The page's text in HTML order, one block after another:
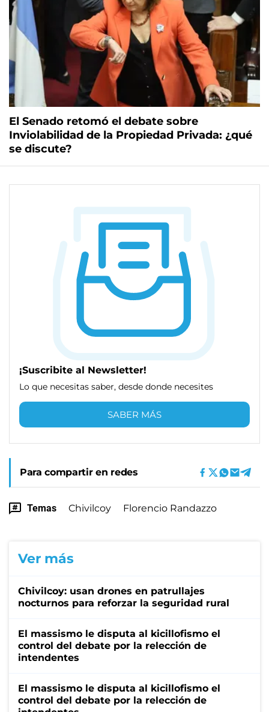
El Senado retomó el debate sobre
Inviolabilidad de la Propiedad Privada: ¿qué
se discute?
¡Suscribite al Newsletter!
Lo que necesitas saber, desde donde necesites
SABER MÁS
Para compartir en redes
Temas Chivilcoy Florencio Randazzo
Ver más
Chivilcoy: usan drones en patrullajes
nocturnos para reforzar la seguridad rural
El massismo le disputa al kicillofismo el
control del debate por la relección de
intendentes
El massismo le disputa al kicillofismo el
control del debate por la relección de